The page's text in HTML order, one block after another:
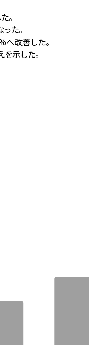
。
た。
改善した。
示した。